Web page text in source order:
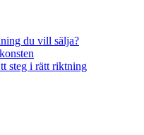
du vill sälja?
steg i rätt riktning